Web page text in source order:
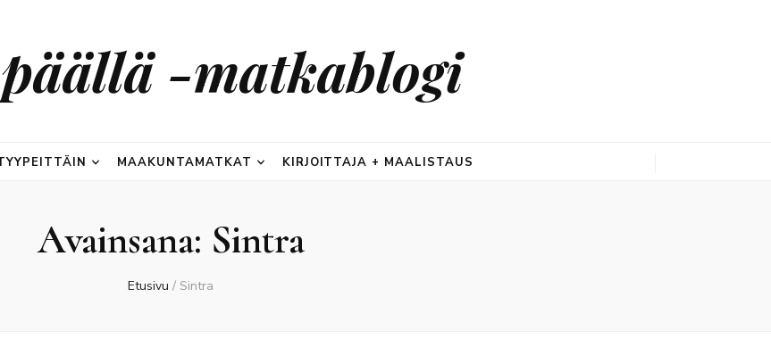
-matkablogi
MAAKUNTAMATKAT KIRJOITTAJA + MAALISTAUS
Avainsana: Sintra
Etusivu / Sintra